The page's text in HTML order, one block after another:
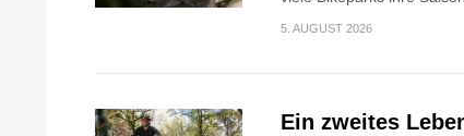
5. AUGUST 2026
Ein zweites